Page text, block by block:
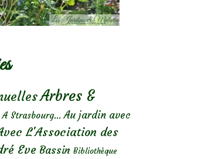
Arbres &
A Strasbourg... Au jardin avec
L'Association des
Eve Bassin Bibliothèque